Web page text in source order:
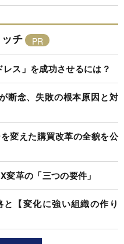
チ
ス」を成功させるには？
断念、失敗の根本原因と対
変えた購買改革の全貌を公
革の「三つの要件」
【変化に強い組織の作り